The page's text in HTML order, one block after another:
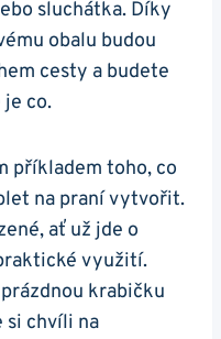
sluchátka. Díky
obalu ⁣budou
cesty a budete
co.
příkladem toho,‌ co
na praní vytvořit.
ať⁣ už​ jde o
využití.
krabičku
si chvíli⁣ na